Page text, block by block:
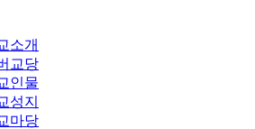
소개
교당
인물
성지
마당